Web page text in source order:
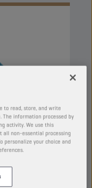
to read, store, and write
The information processed by
activity. We use this
all non-essential processing
personalize your choice and